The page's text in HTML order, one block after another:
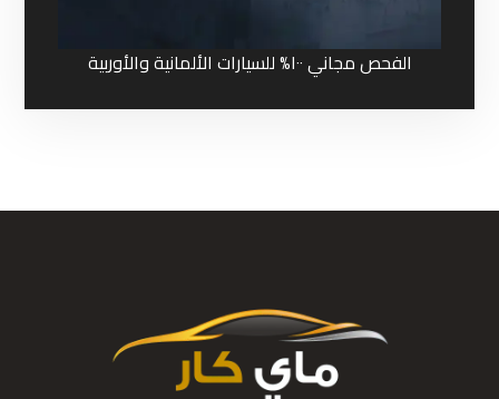
الفحص مجاني ١٠٠% للسيارات الألمانية والأوربية